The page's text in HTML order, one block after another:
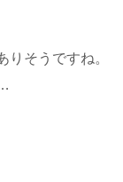
そうですね。